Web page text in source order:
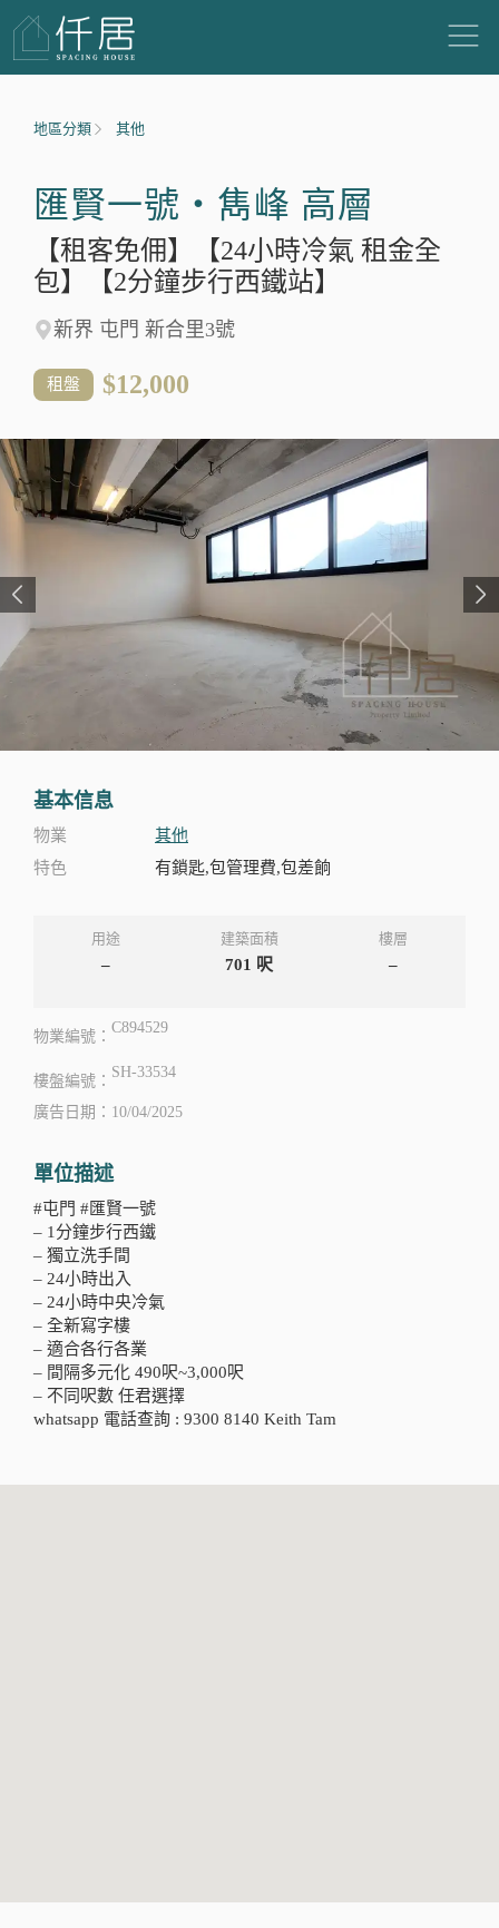
地區分類 其他
匯賢一號‧雋峰 高層
【租客免佣】【24小時冷氣 租金全
包】【2分鐘步行西鐵站】
新界 屯門 新合里3號
租盤 $12,000
基本信息
物業
其他
特色
有鎖匙,包管理費,包差餉
用途
–
建築面積
701 呎
樓層
–
物業編號：
C894529
樓盤編號：
SH-33534
廣告日期：10/04/2025
單位描述
#屯門 #匯賢一號
– 1分鐘步行西鐵
– 獨立洗手間
– 24小時出入
– 24小時中央冷氣
– 全新寫字樓
– 適合各行各業
– 間隔多元化 490呎~3,000呎
– 不同呎數 任君選擇
whatsapp 電話查詢 : 9300 8140 Keith Tam